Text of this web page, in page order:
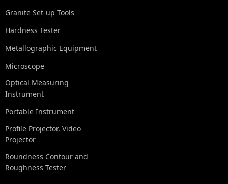
Granite Set-up Tools
Hardness Tester
Metallographic Equipment
Microscope
Optical Measuring
Instrument
Portable Instrument
Profile Projector, Video
Projector
Roundness Contour and
Roughness Tester